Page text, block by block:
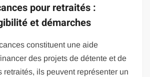
pour retraités :
et démarches
constituent une aide
des projets de détente et de
retraités, ils peuvent représenter un